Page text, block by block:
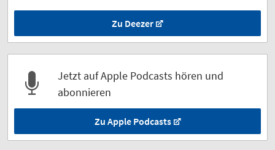
Zu Deezer
Jetzt auf Apple Podcasts hören und
abonnieren
Zu Apple Podcasts